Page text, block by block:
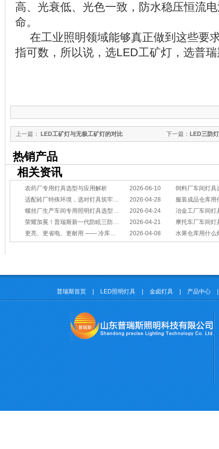
高、光衰低、光色一致，防水稳压恒流
命。
在工业照明领域能够真正做到这些要
指可数，所以说，选LED工矿灯，选普
下一篇： LED三防
上一篇： LED工矿灯与无极工矿灯的对比
热销产品
相关资讯
2026-06-10
农药厂专用灯具选型与应用解析
饲料厂车间灯具
2026-04-28
适配砖厂特殊环境，选对灯具筑牢生产安全线
服装成品仓库用
2026-04-24
螺丝厂生产车间专用照明灯具选型方案
冶金工厂车间灯具选型指南：
2026-04-21
荣耀加冕！普瑞斯新一代防眩三防灯BC-L斩获2026阿拉丁神灯奖
摩托车厂车间灯具怎么选？
2026-04-08
更亮、更省电、更耐用 —— 冷库照明优选 水果仓库用什么
普瑞斯首页 | LED照明灯具 | 金卤灯具 | 产品中心 |